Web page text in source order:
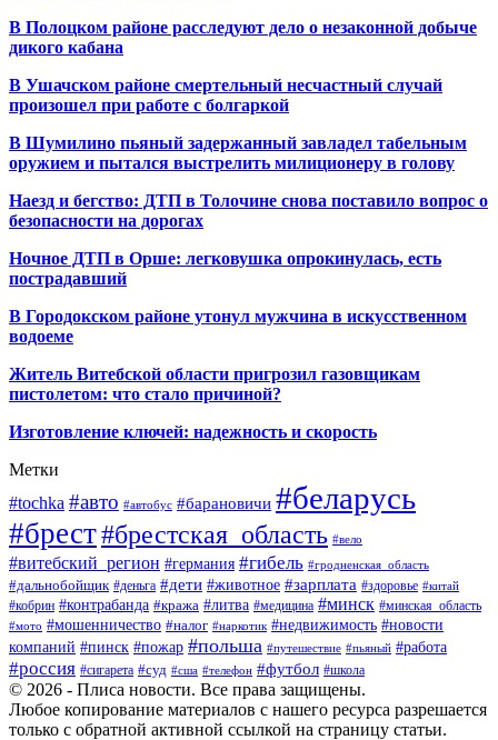
В Полоцком районе расследуют дело о незаконной добыче
дикого кабана
В Ушачском районе смертельный несчастный случай
произошел при работе с болгаркой
В Шумилино пьяный задержанный завладел табельным
оружием и пытался выстрелить милиционеру в голову
Наезд и бегство: ДТП в Толочине снова поставило вопрос о
безопасности на дорогах
Ночное ДТП в Орше: легковушка опрокинулась, есть
пострадавший
В Городокском районе утонул мужчина в искусственном
водоеме
Житель Витебской области пригрозил газовщикам
пистолетом: что стало причиной?
Изготовление ключей: надежность и скорость
Метки
#tochka #авто #автобус #барановичи #беларусь
#брест#брестская_область #вело
#витебский_регион #германия #гибель #гродненская_область
#дальнобойщик #деньга #дети #животное #зарплата #здоровье #китай
#кобрин #контрабанда #кража #литва #медицина #минск #минская_область
#мото #мошенничество #налог #наркотик #недвижимость #новости
компаний #пинск #пожар #польша #путешествие #пьяный #работа
#россия #сигарета #суд #сша #телефон #футбол #школа
© 2026 - Плиса новости. Все права защищены.
Любое копирование материалов с нашего ресурса разрешается
только с обратной активной ссылкой на страницу статьи.